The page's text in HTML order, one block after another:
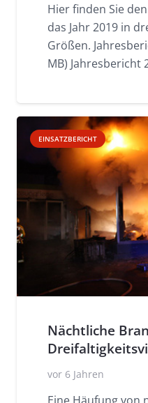
Hier finden Sie
das Jahr 2019 in
Größen.
MB) Jahresbericht
EINSATZBERICHT
Nächtliche
vor 6 Jahren